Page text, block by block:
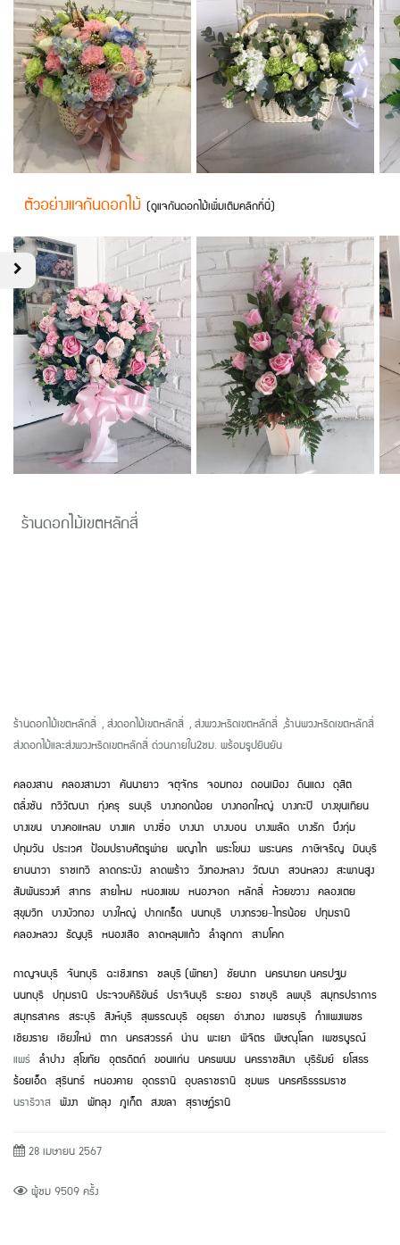
ตัวอย่างแจกันดอกไม้ (ดูแจกันดอกไม้เพิ่มเติมคลิกที่นี่)
ร้านดอกไม้เขตหลักสี่
ร้านดอกไม้เขตหลักสี่ ,ส่งดอกไม้เขตหลักสี่ ,ส่งพวงหรีดเขตหลักสี่ ,ร้านพวงหรีดเขตหลักสี่
ส่งดอกไม้และส่งพวงหรีดเขตหลักสี่ ด่วนภายใน2ชม. พร้อมรูปยืนยัน
คลองสาน คลองสามวา คันนายาว จตุจักร จอมทอง ดอนเมือง ดินแดง ดุสิต
ตลิ่งชัน ทวีวัฒนา ทุ่งครุ ธนบุรี บางกอกน้อย บางกอกใหญ่ บางกะปิ บางขุนเทียน
บางเขน บางคอแหลม บางแค บางซื่อ บางนา บางบอน บางพลัด บางรัก บึงกุ่ม
ปทุมวัน ประเวศ ป้อมปราบศัตรูพ่าย พญาไท พระโขนง พระนคร ภาษีเจริญ มีนบุรี
ยานนาวา ราชเทวี ลาดกระบัง ลาดพร้าว วังทองหลาง วัฒนา สวนหลวง สะพานสูง
สัมพันธวงศ์ สาทร สายไหม หนองแขม หนองจอก หลักสี่ ห้วยขวาง คลองเตย
สุขุมวิท บางบัวทอง บางใหญ่ ปากเกร็ด นนทบุรี บางกรวย-ไทรน้อย ปทุมธานี
คลองหลวง ธัญบุรี หนองเสือ ลาดหลุมแก้ว ลำลูกกา สามโคก
กาญจนบุรี จันทบุรี ฉะเชิงเทรา ชลบุรี (พัทยา) ชัยนาท นครนายกนครปฐม
นนทบุรี ปทุมธานี ประจวบคีรีขันธ์ ปราจีนบุรี ระยอง ราชบุรี ลพบุรี สมุทรปราการ
สมุทรสาคร สระบุรี สิงห์บุรี สุพรรณบุรี อยุธยา อ่างทอง เพชรบุรี กำแพงเพชร
เชียงราย เชียงใหม่ ตาก นครสวรรค์ น่าน พะเยา พิจิตร พิษณุโลก เพชรบูรณ์
แพร่ ลำปาง สุโขทัย อุตรดิตถ์ ขอนแก่น นครพนม นครราชสีมา บุรีรัมย์ ยโสธร
ร้อยเอ็ด สุรินทร์ หนองคาย อุดรธานี อุบลราชธานี ชุมพร นครศรีธรรมราช
นราธิวาส พังงา พัทลุง ภูเก็ต สงขลา สุราษฏ์ธานี
28 เมษายน 2567
ผู้ชม 9509 ครั้ง